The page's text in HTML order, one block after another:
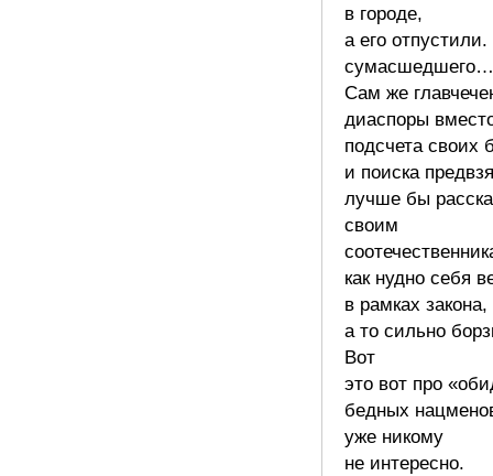
в городе,
а его
сумасшедшего…
Сам же
диаспоры
подсчета своих
и поиска
лучше бы
своим
как нудно себя
в рамках закона,
а то сильно
Вот
это вот про
бедных
уже никому
не интересно.